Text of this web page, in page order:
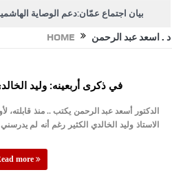
بيان اجتماع عمّان:دعم الوصاية
الإسلامية
النواب يقر مشروع
تشكيلات
القاضي يلتقي رؤساء تحرير الصحف
على شراكة فاعلة
HOME د . اسعد عبد الرحمن
في ذكرى أربعينه: وليد
الاستاذ وليد الخالدي الكثير رغم أنه لم
more